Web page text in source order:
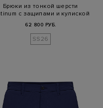
Брюки из тонкой шерсти
с защипами и кулиской
62 800 РУБ.
SS26